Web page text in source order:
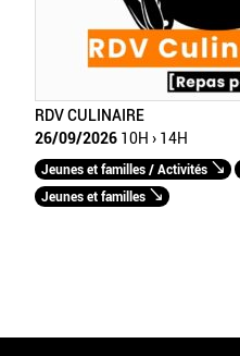
RDV CULINAIRE
26/09/2026 10H › 14H
Jeunes et familles / Activités
Jeunes et familles